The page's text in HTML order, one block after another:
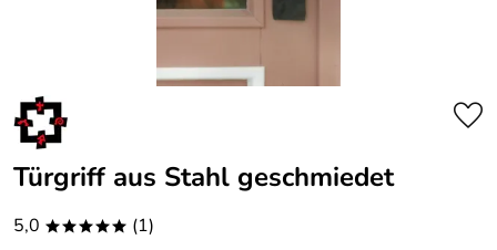
Türgriff aus Stahl geschmiedet
5,0 ***** (1)